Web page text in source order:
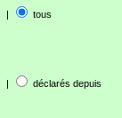
| tous
| déclarés depuis